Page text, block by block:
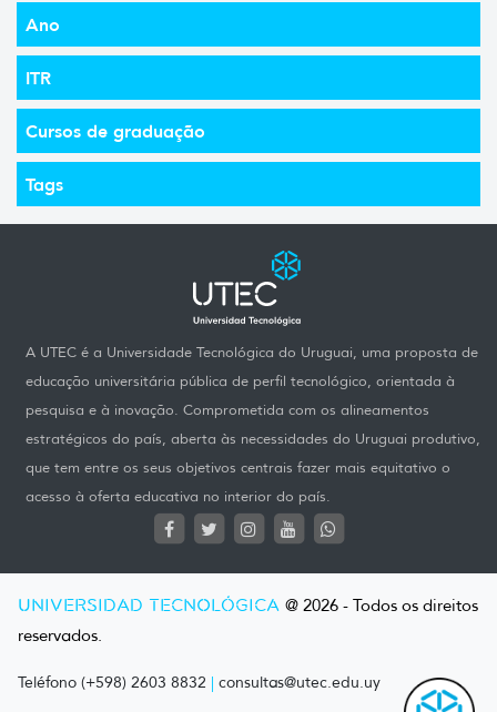
Ano
ITR
Cursos de graduação
Tags
A UTEC é a Universidade Tecnológica do Uruguai, uma proposta de
educação universitária pública de perfil tecnológico, orientada à
pesquisa e à inovação. Comprometida com os alineamentos
estratégicos do país, aberta às necessidades do Uruguai produtivo,
que tem entre os seus objetivos centrais fazer mais equitativo o
acesso à oferta educativa no interior do país.
UNIVERSIDAD TECNOLÓGICA @ 2026 - Todos os direitos
reservados.
Teléfono (+598) 2603 8832 | consultas@utec.edu.uy